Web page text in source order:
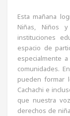
Esta mañana
Niñas, Niños y
instituciones
espacio de
especialmente
comunidades.
pueden formar
Cachachi e
que nuestra
derechos de